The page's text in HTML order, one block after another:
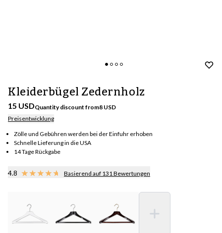
Kleiderbügel Zedernholz
15 USDQuantity discount from8 USD
Preisentwicklung
Zölle und Gebühren werden bei der Einfuhr erhoben
Schnelle Lieferung in die USA
14 Tage Rückgabe
4.8 Basierend auf 131 Bewertungen